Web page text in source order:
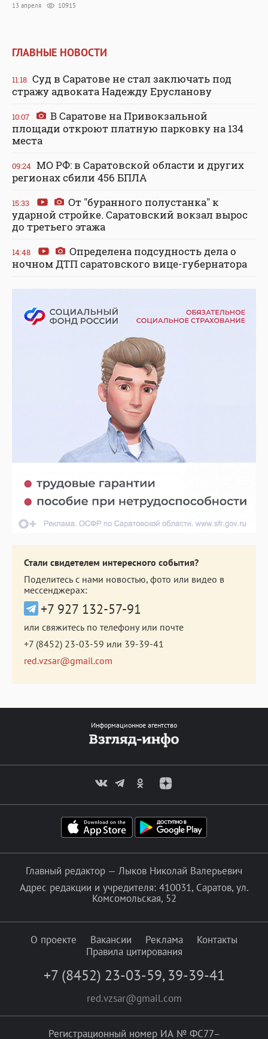
13 апреля 10915
ГЛАВНЫЕ НОВОСТИ
11:18 Суд в Саратове не стал заключать под
стражу адвоката Надежду Ерусланову
10:07
В Саратове на Привокзальной
площади откроют платную парковку на 134
места
09:24 МО РФ: в Саратовской области и других
регионах сбили 456 БПЛА
15:33
От "буранного полустанка" к
ударной стройке. Саратовский вокзал вырос
до третьего этажа
14:48
Определена подсудность дела о
ночном ДТП саратовского вице-губернатора
Стали свидетелем интересного события?
Поделитесь с нами новостью, фото или видео в
мессенджерах:
+7 927 132-57-91
или свяжитесь по телефону или почте
+7 (8452) 23-03-59 или 39-39-41
red.vzsar@gmail.com
Информационное агентство
Главный редактор — Лыков Николай Валерьевич
Адрес редакции и учредителя: 410031, Саратов, ул.
Комсомольская, 52
О проекте Вакансии Реклама
Контакты
Правила цитирования
+7 (8452) 23-03-59, 39-39-41
red.vzsar@gmail.com
Регистрационный номер ИА № ФС77–